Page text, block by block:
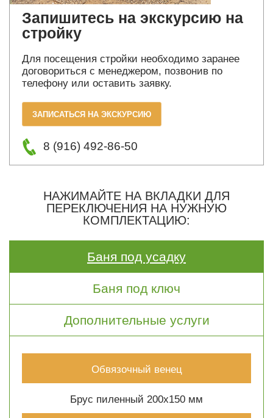
Запишитесь на экскурсию на
стройку
Для посещения стройки необходимо заранее
договориться с менеджером, позвонив по
телефону или оставить заявку.
ЗАПИСАТЬСЯ НА ЭКСКУРСИЮ
8 (916) 492-86-50
НАЖИМАЙТЕ НА ВКЛАДКИ ДЛЯ
ПЕРЕКЛЮЧЕНИЯ НА НУЖНУЮ
КОМПЛЕКТАЦИЮ:
Баня под усадку
Баня под ключ
Дополнительные услуги
Обвязочный венец
Брус пиленный 200х150 мм